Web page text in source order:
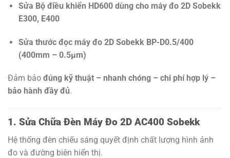
Sửa Bộ điều khiển HD600 dùng cho máy đo 2D Sobekk
E300, E400
Sửa thước đọc máy đo 2D Sobekk BP-D0.5/400
(400mm – 0.5µm)
Đảm bảo đúng kỹ thuật – nhanh chóng – chi phí hợp lý –
bảo hành đầy đủ.
1. Sửa Chữa Đèn Máy Đo 2D AC400 Sobekk
Hệ thống đèn chiếu sáng quyết định chất lượng hình ảnh
đo và đường biên hiển thị.